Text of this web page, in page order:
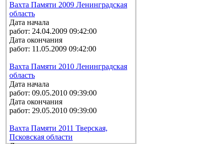
Вахта Памяти 2009 Ленинградская
область
Дата начала
работ: 24.04.2009 09:42:00
Дата окончания
работ: 11.05.2009 09:42:00
Вахта Памяти 2010 Ленинградская
область
Дата начала
работ: 09.05.2010 09:39:00
Дата окончания
работ: 29.05.2010 09:39:00
Вахта Памяти 2011 Тверская,
Псковская области